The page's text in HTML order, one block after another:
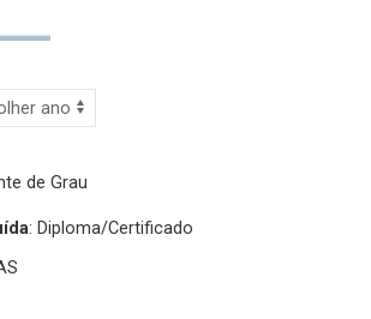
de Grau
: Diploma/Certificado